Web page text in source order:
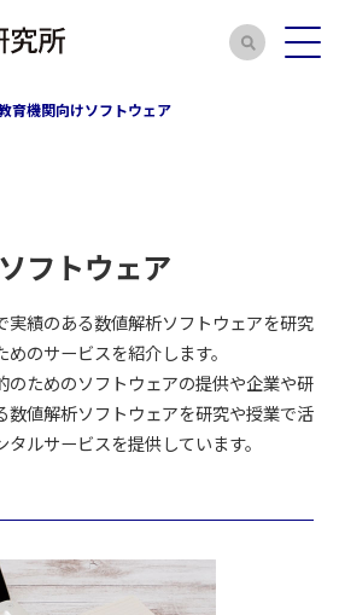
育機関向けソフトウェア
フトウェア
実績のある数値解析ソフトウェアを研究
のサービスを紹介します。
のためのソフトウェアの提供や企業や研
数値解析ソフトウェアを研究や授業で活
ルサービスを提供しています。